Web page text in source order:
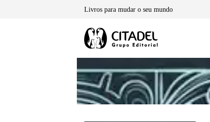
Livros para mudar o seu mundo